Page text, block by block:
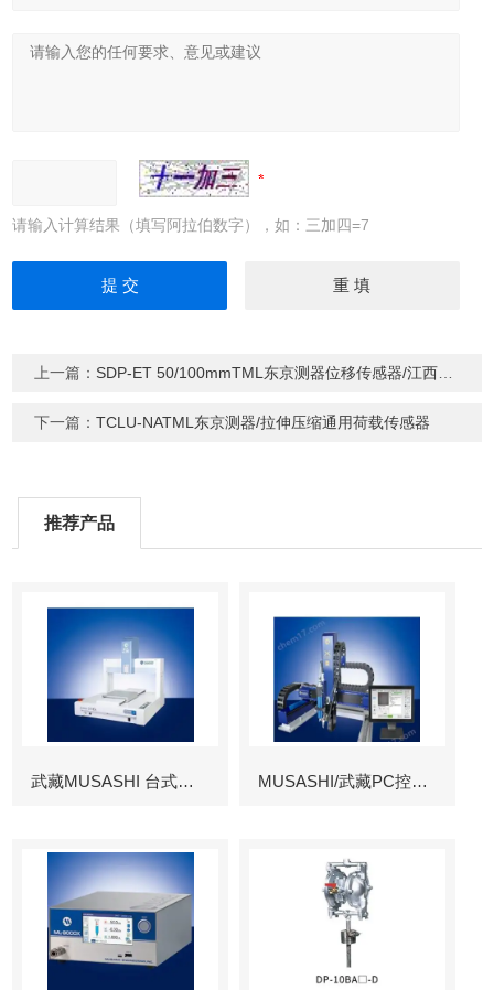
请输入计算结果（填写阿拉伯数字），如：三加四=7
上一篇： SDP-ET 50/100mmTML东京测器位移传感器/江西欣罡科技供应
下一篇：TCLU-NATML东京测器/拉伸压缩通用荷载传感器
推荐产品
武藏MUSASHI 台式涂布机械臂 MUSASHI/武藏PC控制图像识别机械臂